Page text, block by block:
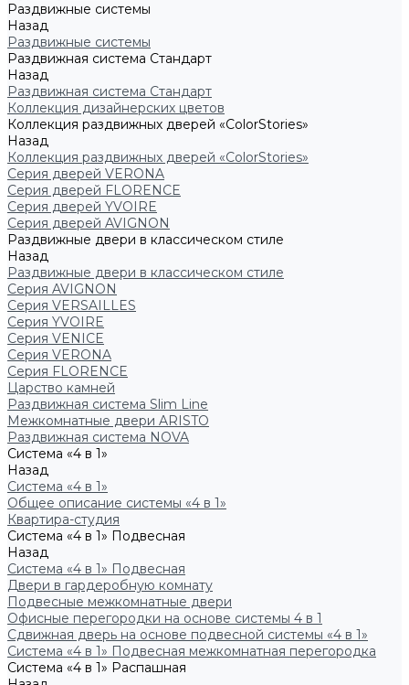
Раздвижные системы
Назад
Раздвижные системы
Раздвижная система Стандарт
Назад
Раздвижная система Стандарт
Коллекция дизайнерских цветов
Коллекция раздвижных дверей «ColorStories»
Назад
Коллекция раздвижных дверей «ColorStories»
Серия дверей VERONA
Серия дверей FLORENCE
Серия дверей YVOIRE
Серия дверей AVIGNON
Раздвижные двери в классическом стиле
Назад
Раздвижные двери в классическом стиле
Серия AVIGNON
Серия VERSAILLES
Серия YVOIRE
Серия VENICE
Серия VERONA
Серия FLORENCE
Царство камней
Раздвижная система Slim Line
Межкомнатные двери ARISTO
Раздвижная система NOVA
Система «4 в 1»
Назад
Система «4 в 1»
Общее описание системы «4 в 1»
Квартира-студия
Система «4 в 1» Подвесная
Назад
Система «4 в 1» Подвесная
Двери в гардеробную комнату
Подвесные межкомнатные двери
Офисные перегородки на основе системы 4 в 1
Сдвижная дверь на основе подвесной системы «4 в 1»
Система «4 в 1» Подвесная межкомнатная перегородка
Система «4 в 1» Распашная